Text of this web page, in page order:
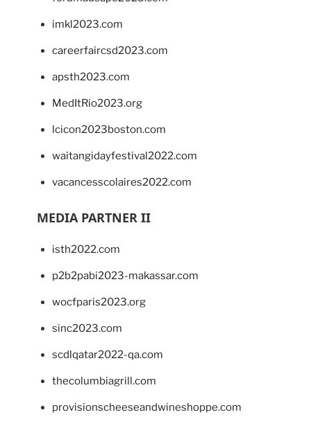
imkl2023.com
careerfaircsd2023.com
apsth2023.com
MedItRio2023.org
lcicon2023boston.com
waitangidayfestival2022.com
vacancesscolaires2022.com
MEDIA PARTNER II
isth2022.com
p2b2pabi2023-makassar.com
wocfparis2023.org
sinc2023.com
scdlqatar2022-qa.com
thecolumbiagrill.com
provisionscheeseandwineshoppe.com